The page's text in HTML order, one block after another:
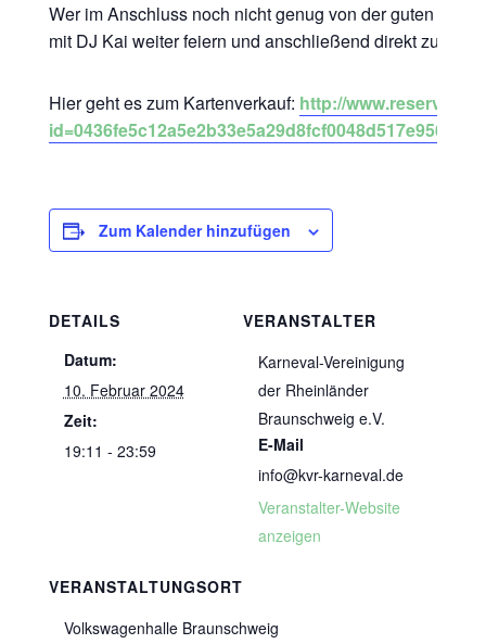
Wer im Anschluss noch nicht genug von der guten
mit DJ Kai weiter feiern und anschließend direkt zum
Hier geht es zum Kartenverkauf: http://
Zum Kalender hinzufügen
DETAILS
Datum:
10. Februar 2024
Zeit:
19:11 - 23:59
VERANSTALTUNGSORT
Volkswagenhalle Braunschweig
VERANSTALTER
Karneval-Vereinigung
der Rheinländer
Braunschweig e.V.
E-Mail
info@kvr-karneval.de
Veranstalter-Website
anzeigen